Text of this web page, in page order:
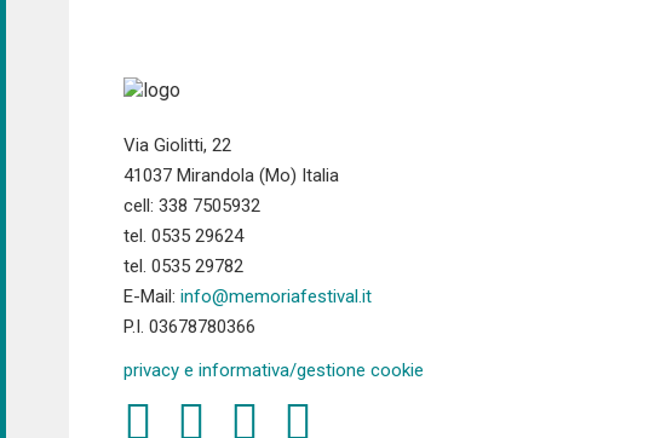
Via Giolitti, 22
41037 Mirandola (Mo) Italia
cell: 338 7505932
tel. 0535 29624
tel. 0535 29782
E-Mail: info@memoriafestival.it
P.I. 03678780366
privacy e informativa/gestione cookie